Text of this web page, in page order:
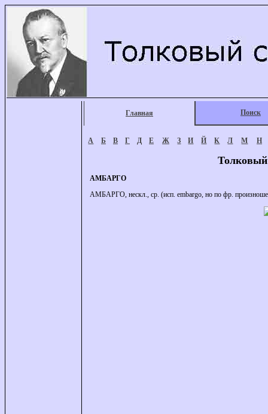
Главная Поиск
А Б В Г Д Е Ж З И Й К Л М Н
АМБАРГО
АМБАРГО, нескл., ср. (исп. embargo, но по фр.